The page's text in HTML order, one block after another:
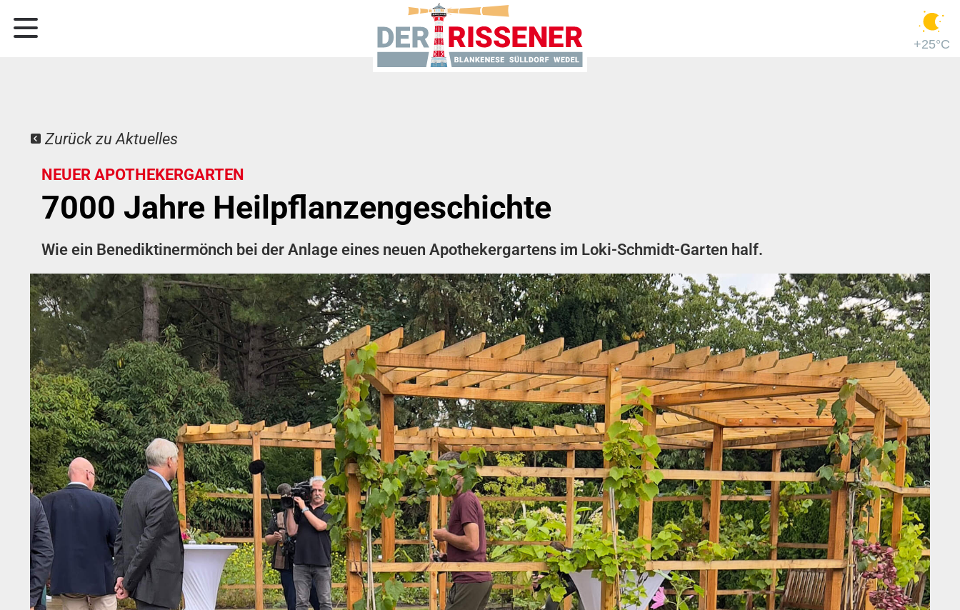
+25°C
Zurück zu Aktuelles
NEUER APOTHEKERGARTEN
7000 Jahre Heilpflanzengeschichte
Wie ein Benediktinermönch bei der Anlage eines neuen Apothekergartens im Loki-Schmidt-Garten half.